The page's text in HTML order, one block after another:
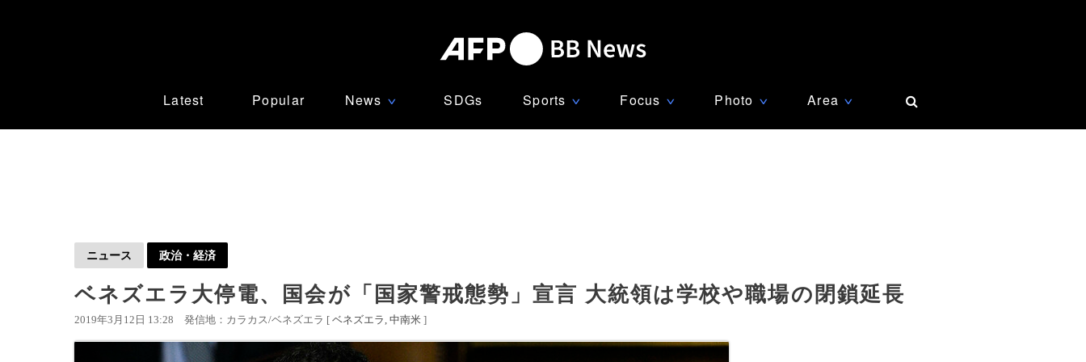
Latest Popular News ∨ SDGs Sports ∨ Focus ∨ Photo ∨ Area ∨
ニュース 政治・経済
ベネズエラ大停電、国会が「国家警戒態勢」宣言 大統領は学校や職場の閉鎖延長
2019年3月12日 13:28 発信地：カラカス/ベネズエラ [ ベネズエラ 中南米 ]